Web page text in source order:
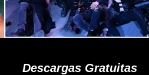
Descargas Gratuitas